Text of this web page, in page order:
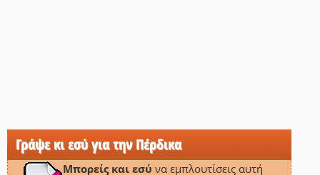
Γράψε κι εσύ για την Πέρδικα
Μπορείς και εσύ να εμπλουτίσεις αυτή